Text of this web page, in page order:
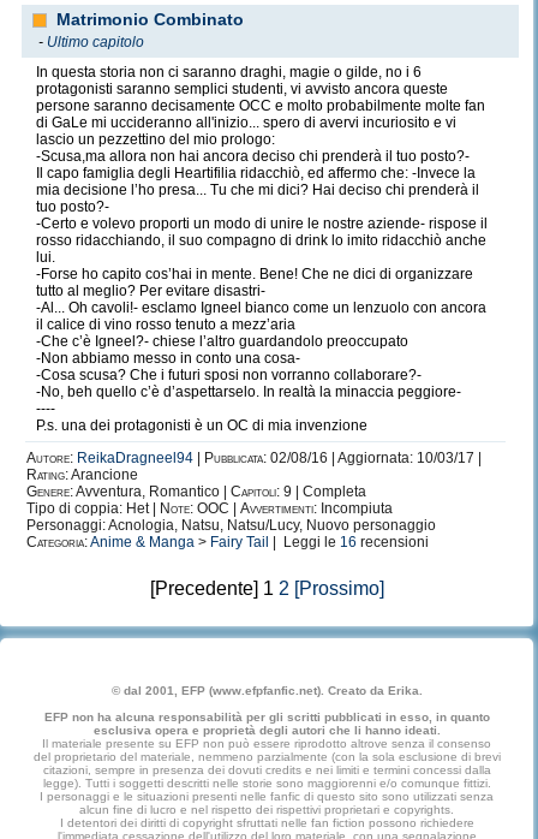
Matrimonio Combinato
- Ultimo capitolo
In questa storia non ci saranno draghi, magie o gilde, no i 6
protagonisti saranno semplici studenti, vi avvisto ancora queste
persone saranno decisamente OCC e molto probabilmente molte fan
di GaLe mi uccideranno all'inizio... spero di avervi incuriosito e vi
lascio un pezzettino del mio prologo:
-Scusa,ma allora non hai ancora deciso chi prenderà il tuo posto?-
Il capo famiglia degli Heartifilia ridacchiò, ed affermo che: -Invece la
mia decisione l’ho presa... Tu che mi dici? Hai deciso chi prenderà il
tuo posto?-
-Certo e volevo proporti un modo di unire le nostre aziende- rispose il
rosso ridacchiando, il suo compagno di drink lo imito ridacchiò anche
lui.
-Forse ho capito cos’hai in mente. Bene! Che ne dici di organizzare
tutto al meglio? Per evitare disastri-
-Al... Oh cavoli!- esclamo Igneel bianco come un lenzuolo con ancora
il calice di vino rosso tenuto a mezz’aria
-Che c’è Igneel?- chiese l’altro guardandolo preoccupato
-Non abbiamo messo in conto una cosa-
-Cosa scusa? Che i futuri sposi non vorranno collaborare?-
-No, beh quello c’è d’aspettarselo. In realtà la minaccia peggiore-
----
P.s. una dei protagonisti è un OC di mia invenzione
Autore: ReikaDragneel94 Pubblicata: 02/08/16 | Aggiornata: 10/03/17 |
Rating:Arancione
Genere:Avventura, Romantico | Capitoli: 9 | Completa
Tipo di coppia: Het |
Note: OOC | Avvertimenti: Incompiuta
Personaggi: Acnologia, Natsu, Natsu/Lucy, Nuovo personaggio
Categoria:Anime & Manga > Fairy Tail | Leggi le 16 recensioni
[Precedente] 1 2 [Prossimo]
© dal 2001, EFP (www.efpfanfic.net). Creato da Erika.
EFP non ha alcuna responsabilità per gli scritti pubblicati in esso, in quanto
esclusiva opera e proprietà degli autori che li hanno ideati.
Il materiale presente su EFP non può essere riprodotto altrove senza il consenso
del proprietario del materiale, nemmeno parzialmente (con la sola esclusione di brevi
citazioni, sempre in presenza dei dovuti credits e nei limiti e termini concessi dalla
legge). Tutti i soggetti descritti nelle storie sono maggiorenni e/o comunque fittizi.
I personaggi e le situazioni presenti nelle fanfic di questo sito sono utilizzati senza
alcun fine di lucro e nel rispetto dei rispettivi proprietari e copyrights.
I detentori dei diritti di copyright sfruttati nelle fan fiction possono richiedere
l'immediata cessazione dell'utilizzo del loro materiale, con una segnalazione